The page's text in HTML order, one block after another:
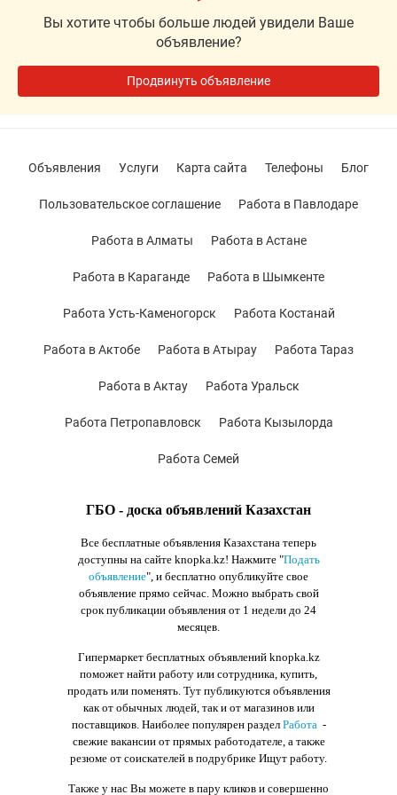
Вы хотите чтобы больше людей увидели Ваше
объявление?
Продвинуть объявление
ГБО - доска объявлений Казахстан
Все бесплатные объявления Казахстана теперь
доступны на сайте knopka.kz! Нажмите "Подать
объявление", и бесплатно опубликуйте свое
объявление прямо сейчас. Можно выбрать свой
срок публикации объявления от 1 недели до 24
месяцев.
Гипермаркет бесплатных объявлений knopka.kz
поможет найти работу или сотрудника, купить,
продать или поменять. Тут публикуются объявления
как от обычных людей, так и от магазинов или
поставщиков. Наиболее популярен раздел Работа-
свежие вакансии от прямых работодателе, а также
резюме от соискателей в подрубрике Ищут работу.
Также у нас Вы можете в пару кликов и совершенно
Объявления Услуги Карта сайта Телефоны Блог
Пользовательское соглашение Работа в Павлодаре
Работа в Алматы Работа в Астане
Работа в Караганде Работа в Шымкенте
Работа Усть-Каменогорск Работа Костанай
Работа в Актобе Работа в Атырау Работа Тараз
Работа в Актау Работа Уральск
Работа Петропавловск Работа Кызылорда
Работа Семей